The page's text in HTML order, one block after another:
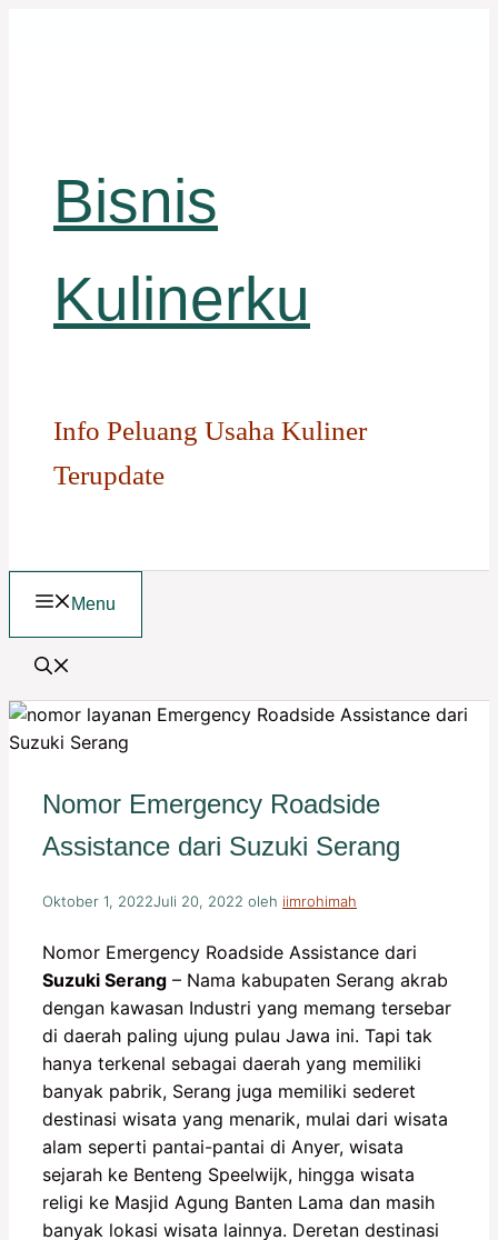
Bisnis
Kulinerku
Info Peluang Usaha Kuliner
Terupdate
Menu
Nomor Emergency Roadside
Assistance dari Suzuki Serang
Oktober 1, 2022Juli 20, 2022 oleh iimrohimah
Nomor Emergency Roadside Assistance dari
Suzuki Serang – Nama kabupaten Serang akrab
dengan kawasan Industri yang memang tersebar
di daerah paling ujung pulau Jawa ini. Tapi tak
hanya terkenal sebagai daerah yang memiliki
banyak pabrik, Serang juga memiliki sederet
destinasi wisata yang menarik, mulai dari wisata
alam seperti pantai-pantai di Anyer, wisata
sejarah ke Benteng Speelwijk, hingga wisata
religi ke Masjid Agung Banten Lama dan masih
banyak lokasi wisata lainnya. Deretan destinasi